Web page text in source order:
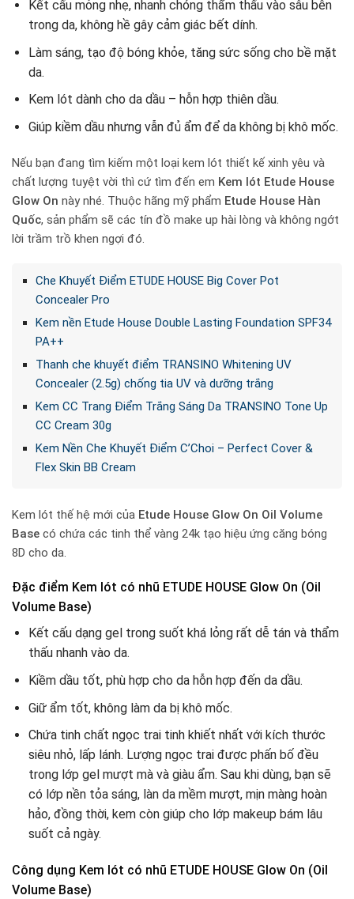
Kết cấu mỏng nhẹ, nhanh chóng thẩm thấu vào sâu bên
trong da, không hề gây cảm giác bết dính.
Làm sáng, tạo độ bóng khỏe, tăng sức sống cho bề mặt
da.
Kem lót dành cho da dầu – hỗn hợp thiên dầu.
Giúp kiềm dầu nhưng vẫn đủ ẩm để da không bị khô mốc.
​​Nếu bạn đang tìm kiếm một loại kem lót thiết kế xinh yêu và
chất lượng tuyệt vời thì cứ tìm đến em Kem lót Etude House
Glow On này nhé. Thuộc hãng mỹ phẩm Etude House Hàn
Quốc, sản phẩm sẽ các tín đồ make up hài lòng và không ngớt
lời trầm trồ khen ngợi đó.
Che Khuyết Điểm ETUDE HOUSE Big Cover Pot
Concealer Pro
Kem nền Etude House Double Lasting Foundation SPF34
PA++
Thanh che khuyết điểm TRANSINO Whitening UV
Concealer (2.5g) chống tia UV và dưỡng trắng
Kem CC Trang Điểm Trắng Sáng Da TRANSINO Tone Up
CC Cream 30g
Kem Nền Che Khuyết Điểm C’Choi – Perfect Cover &
Flex Skin BB Cream
Kem lót thế hệ mới của Etude House Glow On Oil Volume
Base có chứa các tinh thể vàng 24k tạo hiệu ứng căng bóng
8D cho da.
Đặc điểm Kem lót có nhũ ETUDE HOUSE Glow On (Oil
Volume Base)
Kết cấu dạng gel trong suốt khá lỏng rất dễ tán và thẩm
thấu nhanh vào da.
Kiềm dầu tốt, phù hợp cho da hỗn hợp đến da dầu.
Giữ ẩm tốt, không làm da bị khô mốc.
Chứa tinh chất ngọc trai tinh khiết nhất với kích thước
siêu nhỏ, lấp lánh. Lượng ngọc trai được phấn bố đều
trong lớp gel mượt mà và giàu ẩm. Sau khi dùng, bạn sẽ
có lớp nền tỏa sáng, làn da mềm mượt, mịn màng hoàn
hảo, đồng thời, kem còn giúp cho lớp makeup bám lâu
suốt cả ngày.
Công dụng Kem lót có nhũ ETUDE HOUSE Glow On (Oil
Volume Base)